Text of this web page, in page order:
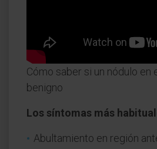
Cómo saber si un nódulo en
benigno
Los síntomas más
Abultamiento en región